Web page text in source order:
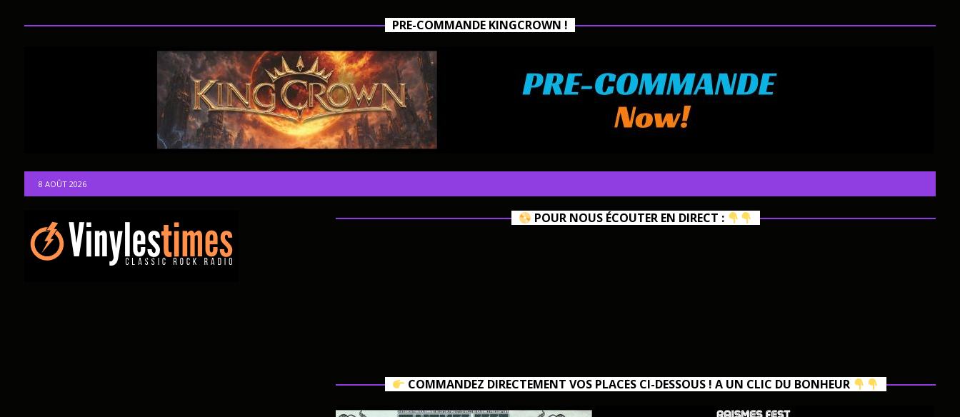
PRE-COMMANDE KINGCROWN !
8 AOÛT 2026
POUR NOUS ÉCOUTER EN DIRECT :
COMMANDEZ DIRECTEMENT VOS PLACES CI-DESSOUS ! A UN CLIC DU BONHEUR